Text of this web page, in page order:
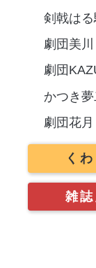
剣戟はる
劇団美川
劇団
かつき
劇団花月
く
雑